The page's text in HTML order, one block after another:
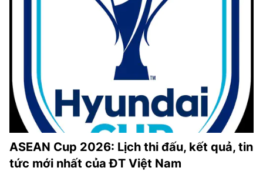
ASEAN Cup 2026: Lịch thi đấu, kết quả, tin
tức mới nhất của ĐT Việt Nam